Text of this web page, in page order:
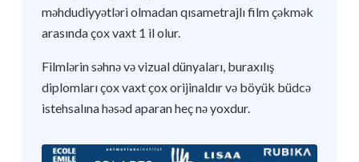
məhdudiyyətləri olmadan qısametrajlı film çəkmək
arasında çox vaxt 1 il olur.
Filmlərin səhnə və vizual dünyaları, buraxılış
diplomları çox vaxt çox orijinaldır və böyük büdcə
istehsalına həsəd aparan heç nə yoxdur.